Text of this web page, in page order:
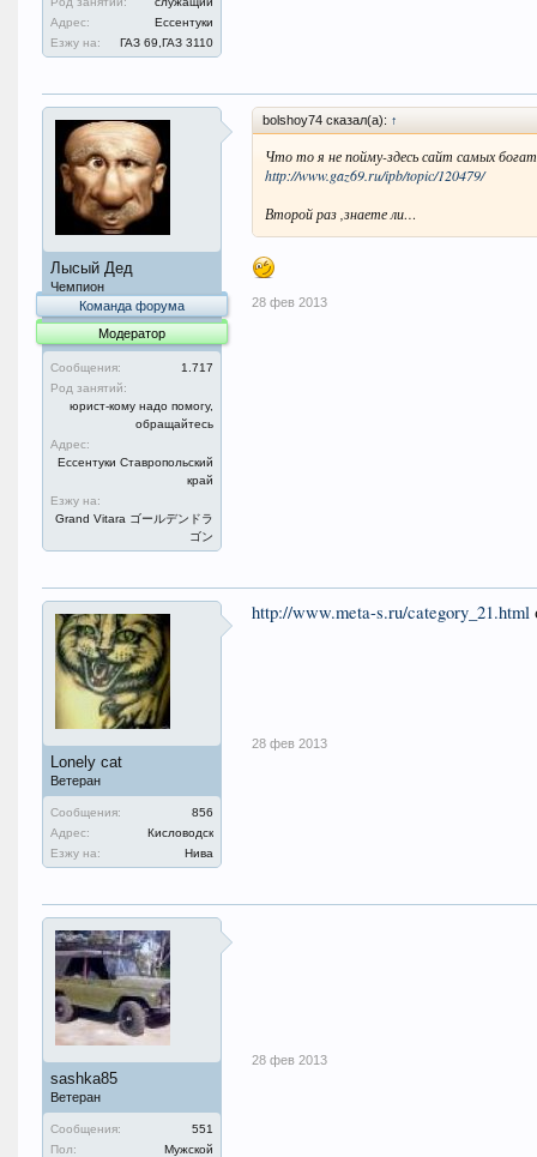
Адрес:
Ессентуки
Езжу на:
ГАЗ 69,ГАЗ 3110
Лысый Дед
Чемпион
Команда форума
Модератор
Сообщения:
1.717
Род занятий:
юрист-кому надо помогу,
обращайтесь
Адрес:
Ессентуки Ставропольский
край
Езжу на:
Grand Vitara ゴールデンドラ
ゴン
bolshoy74 сказал(а): ↑
Что то я не пойму-здесь сайт самых
http://www.gaz69.ru/ipb/topic/120479/
Второй раз ,знаете ли…
28 фев 2013
Lonely cat
Ветеран
Сообщения:
856
Адрес:
Кисловодск
Езжу на:
Нива
http://www.meta-s.ru/category_21.html
28 фев 2013
sashka85
Ветеран
Сообщения:
551
Пол:
Мужской
28 фев 2013